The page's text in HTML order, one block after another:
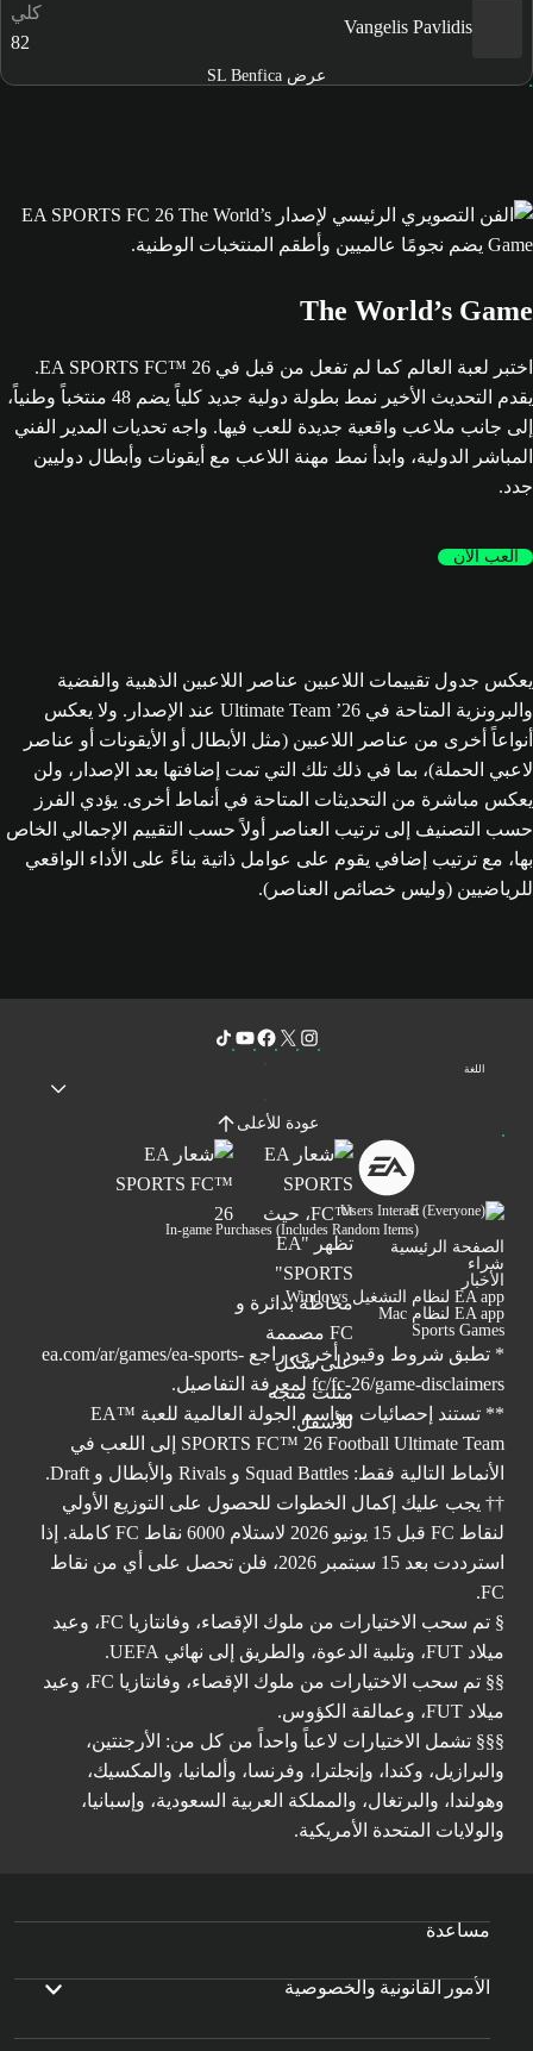
Vangelis Pavlidis
كلي
82
عرض SL Benfica
The World’s Game
اختبر لعبة العالم كما لم تفعل من قبل في EA SPORTS FC™ 26.
يقدم التحديث الأخير نمط بطولة دولية جديد كلياً يضم 48 منتخباً وطنياً،
إلى جانب ملاعب واقعية جديدة للعب فيها. واجه تحديات المدير الفني
المباشر الدولية، وابدأ نمط مهنة اللاعب مع أيقونات وأبطال دوليين
جدد.
العب الآن
يعكس جدول تقييمات اللاعبين عناصر اللاعبين الذهبية والفضية
والبرونزية المتاحة في Ultimate Team ’26 عند الإصدار. ولا يعكس
أنواعاً أخرى من عناصر اللاعبين (مثل الأبطال أو الأيقونات أو عناصر
لاعبي الحملة)، بما في ذلك تلك التي تمت إضافتها بعد الإصدار، ولن
يعكس مباشرة من التحديثات المتاحة في أنماط أخرى. يؤدي الفرز
حسب التصنيف إلى ترتيب العناصر أولاً حسب التقييم الإجمالي الخاص
بها، مع ترتيب إضافي يقوم على عوامل ذاتية بناءً على الأداء الواقعي
للرياضيين (وليس خصائص العناصر).
اللغة
عودة للأعلى
Users Interact
In-game Purchases (Includes Random Items)
الصفحة الرئيسية
شراء
الأخبار
EA app لنظام التشغيل Windows
EA app لنظام Mac
Sports Games
* تطبق شروط وقيود أخرى. راجع ea.com/ar/games/ea-sports-
fc/fc-26/game-disclaimers لمعرفة التفاصيل.
** تستند إحصائيات مواسم الجولة العالمية للعبة ™EA
SPORTS FC™ 26 Football Ultimate Team إلى اللعب في
الأنماط التالية فقط: Squad Battles و Rivals والأبطال و Draft.
†† يجب عليك إكمال الخطوات للحصول على التوزيع الأولي
لنقاط FC قبل 15 يونيو 2026 لاستلام 6000 نقاط FC كاملة. إذا
استرددت بعد 15 سبتمبر 2026، فلن تحصل على أي من نقاط
FC.
§ تم سحب الاختيارات من ملوك الإقصاء، وفانتازيا FC، وعيد
ميلاد FUT، وتلبية الدعوة، والطريق إلى نهائي UEFA.
§§ تم سحب الاختيارات من ملوك الإقصاء، وفانتازيا FC، وعيد
ميلاد FUT، وعمالقة الكؤوس.
§§§ تشمل الاختيارات لاعباً واحداً من كل من: الأرجنتين،
والبرازيل، وكندا، وإنجلترا، وفرنسا، وألمانيا، والمكسيك،
وهولندا، والبرتغال، والمملكة العربية السعودية، وإسبانيا،
والولايات المتحدة الأمريكية.
مساعدة
الأمور القانونية والخصوصية